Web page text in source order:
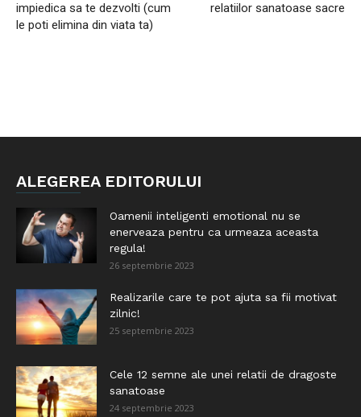
impiedica sa te dezvolti (cum
le poti elimina din viata ta)
relatiilor sanatoase sacre
ALEGEREA EDITORULUI
Oamenii inteligenti emotional nu se
enerveaza pentru ca urmeaza aceasta
regula!
26 septembrie 2023
Realizarile care te pot ajuta sa fii motivat
zilnic!
25 septembrie 2023
Cele 12 semne ale unei relatii de dragoste
sanatoase
24 septembrie 2023